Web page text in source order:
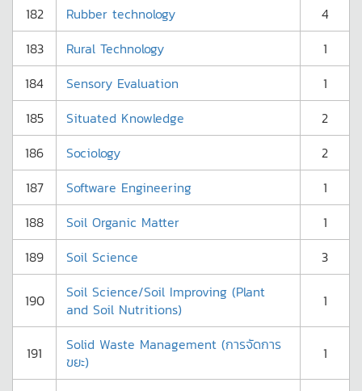
182
Rubber technology
4
183
Rural Technology
1
184
Sensory Evaluation
1
185
Situated Knowledge
2
186
Sociology
2
187
Software Engineering
1
188
Soil Organic Matter
1
189
Soil Science 3
190
Soil Science/Soil Improving (Plant
and Soil Nutritions)
1
191
Solid Waste Management (การจัดการ
ขยะ)
1